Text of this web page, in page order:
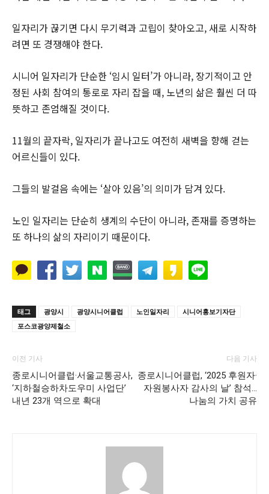
일자리가 끊기면 다시 무기력과 고립이 찾아오고, 새로 시작하
려면 또 경쟁해야 한다.
시니어 일자리가 단순한 ‘임시 일터’가 아니라, 장기적이고 안
정된 사회 참여의 통로로 자리 잡을 때, 노년의 삶은 훨씬 더 따
뜻하고 존엄해질 것이다.
11월의 끝자락, 일자리가 끝나고도 여전히 새벽을 향해 걷는
어르신들이 있다.
그들의 발걸음 속에는 ‘살아 있음’의 의미가 담겨 있다.
노인 일자리는 단순히 생계의 수단이 아니라, 존재를 증명하는
또 하나의 삶의 자리이기 때문이다.
태그 광양시 광양시니어클럽 노인일자리
시니어홍보기자단
포스코광양제철소
이전 기사
종로시니어클럽·서울교통공사,
‘지하철승하차도우미 사업단’
내년 23개 역으로 확대
다음 기사
종로시니어클럽, ‘2025 후원자·
자원봉사자 감사의 날’ 참석…
나눔의 가치 공유